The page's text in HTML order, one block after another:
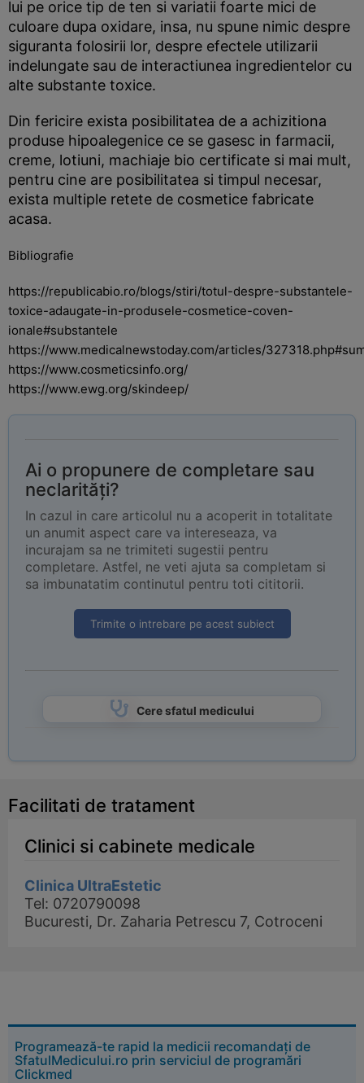
lui pe orice tip de ten si variatii foarte mici de
culoare dupa oxidare, insa, nu spune nimic despre
siguranta folosirii lor, despre efectele utilizarii
indelungate sau de interactiunea ingredientelor cu
alte substante toxice.
Din fericire exista posibilitatea de a achizitiona
produse hipoalegenice ce se gasesc in farmacii,
creme, lotiuni, machiaje bio certificate si mai mult,
pentru cine are posibilitatea si timpul necesar,
exista multiple retete de cosmetice fabricate
acasa.
Bibliografie
https://republicabio.ro/blogs/stiri/totul-despre-substantele-
toxice-adaugate-in-produsele-cosmetice-coven-
ionale#substantele
https://www.medicalnewstoday.com/articles/
https://www.cosmeticsinfo.org/
https://www.ewg.org/skindeep/
Ai o propunere de completare sau
neclarități?
In cazul in care articolul nu a acoperit in totalitate
un anumit aspect care va intereseaza, va
incurajam sa ne trimiteti sugestii pentru
completare. Astfel, ne veti ajuta sa completam si
sa imbunatatim continutul pentru toti cititorii.
Trimite o intrebare pe acest subiect
Cere sfatul medicului
Facilitati de tratament
Clinici si cabinete medicale
Clinica UltraEstetic
Tel: 0720790098
Bucuresti, Dr. Zaharia Petrescu 7, Cotroceni
Programează-te rapid la medicii recomandați de
SfatulMedicului.ro prin serviciul de programări
Clickmed